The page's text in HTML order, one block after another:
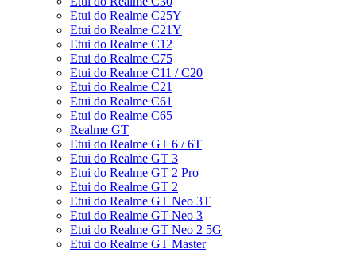
Etui do Realme C25Y
Etui do Realme C21Y
Etui do Realme C12
Etui do Realme C75
Etui do Realme C11 / C20
Etui do Realme C21
Etui do Realme C61
Etui do Realme C65
Realme GT
Etui do Realme GT 6 / 6T
Etui do Realme GT 3
Etui do Realme GT 2 Pro
Etui do Realme GT 2
Etui do Realme GT Neo 3T
Etui do Realme GT Neo 3
Etui do Realme GT Neo 2 5G
Etui do Realme GT Master